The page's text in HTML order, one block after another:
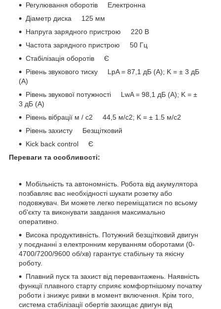
Регулювання оборотів Електронна
Діаметр диска 125 мм
Напруга зарядного пристрою 220 В
Частота зарядного пристрою 50 Гц
Стабілізація оборотів Є
Рівень звукового тиску LpA = 87,1 дБ (А); K = ± 3 дБ
(А)
Рівень звукової потужності LwA = 98,1 дБ (А); K = ±
3 дБ (А)
Рівень вібрації м / с2 44,5 м/с2; K = ± 1.5 м/с2
Рівень захисту Безщітковий
Kick back control Є
Переваги та особливості:
Мобільність та автономність. Робота від акумулятора
позбавляє вас необхідності шукати розетку або
подовжувач. Ви можете легко переміщатися по всьому
об'єкту та виконувати завдання максимально
оперативно.
Висока продуктивність. Потужний безщітковий двигун
у поєднанні з електронним керуванням оборотами (0-
4700/7200/9600 об/хв) гарантує стабільну та якісну
роботу.
Плавний пуск та захист від перевантажень. Наявність
функції плавного старту сприяє комфортнішому початку
роботи і знижує ривки в момент включення. Крім того,
система стабілізації обертів захищає двигун від